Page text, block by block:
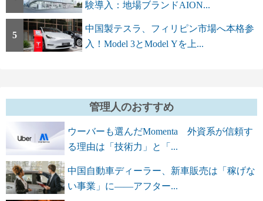
験導入：地場ブランドAION...
5
中国製テスラ、フィリピン市場へ本格参
入！Model 3とModel Yを上...
管理人のおすすめ
ウーバーも選んだMomenta 外資系が信頼す
る理由は「技術力」と「...
中国自動車ディーラー、新車販売は「稼げな
い事業」に――アフター...